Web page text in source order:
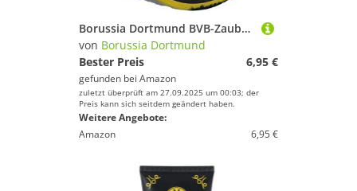
Borussia Dortmund BVB-Zauberhandtuch (60 x 30 cm),Baumwolle, Schwarz/gelb
von Borussia Dortmund
Bester Preis
6,95 €
gefunden bei Amazon
zuletzt überprüft am 27.09.2025 um 00:03; der
Preis kann sich seitdem geändert haben.
Weitere Angebote:
Amazon
6,95 €